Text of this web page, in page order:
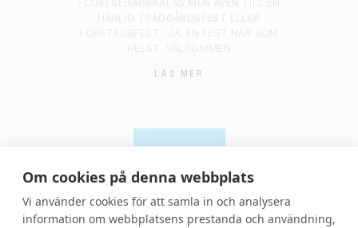
Om cookies på denna webbplats
Vi använder cookies för att samla in och analysera
information om webbplatsens prestanda och användning,
LÄS MER